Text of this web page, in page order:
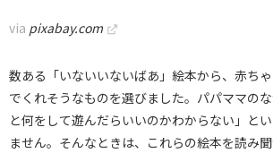
via pixabay.com
数ある「いないいないばあ」絵本から、赤ち
でくれそうなものを選びました。パパママの
と何をして遊んだらいいのかわからない」と
ません。そんなときは、これらの絵本を読み